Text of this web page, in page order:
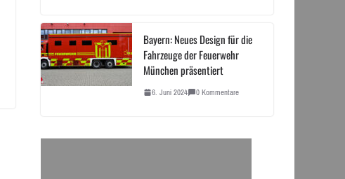
Bayern: Neues Design für die
Fahrzeuge der Feuerwehr
München präsentiert
6. Juni 2024 0 Kommentare